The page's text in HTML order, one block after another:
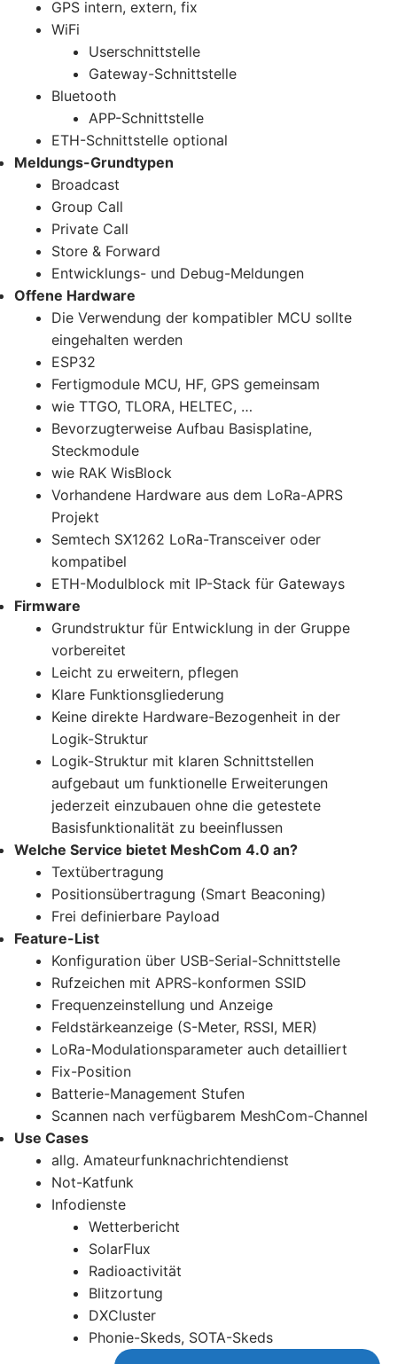
GPS intern, extern, fix
WiFi
Userschnittstelle
Gateway-Schnittstelle
Bluetooth
APP-Schnittstelle
ETH-Schnittstelle optional
Meldungs-Grundtypen
Broadcast
Group Call
Private Call
Store & Forward
Entwicklungs- und Debug-Meldungen
Offene Hardware
Die Verwendung der kompatibler MCU sollte
eingehalten werden
ESP32
Fertigmodule MCU, HF, GPS gemeinsam
wie TTGO, TLORA, HELTEC, …
Bevorzugterweise Aufbau Basisplatine,
Steckmodule
wie RAK WisBlock
Vorhandene Hardware aus dem LoRa-APRS
Projekt
Semtech SX1262 LoRa-Transceiver oder
kompatibel
ETH-Modulblock mit IP-Stack für Gateways
Firmware
Grundstruktur für Entwicklung in der Gruppe
vorbereitet
Leicht zu erweitern, pflegen
Klare Funktionsgliederung
Keine direkte Hardware-Bezogenheit in der
Logik-Struktur
Logik-Struktur mit klaren Schnittstellen
aufgebaut um funktionelle Erweiterungen
jederzeit einzubauen ohne die getestete
Basisfunktionalität zu beeinflussen
Welche Service bietet MeshCom 4.0 an?
Textübertragung
Positionsübertragung (Smart Beaconing)
Frei definierbare Payload
Feature-List
Konfiguration über USB-Serial-Schnittstelle
Rufzeichen mit APRS-konformen SSID
Frequenzeinstellung und Anzeige
Feldstärkeanzeige (S-Meter, RSSI, MER)
LoRa-Modulationsparameter auch detailliert
Fix-Position
Batterie-Management Stufen
Scannen nach verfügbarem MeshCom-Channel
Use Cases
allg. Amateurfunknachrichtendienst
Not-Katfunk
Infodienste
Wetterbericht
SolarFlux
Radioactivität
Blitzortung
DXCluster
Phonie-Skeds, SOTA-Skeds